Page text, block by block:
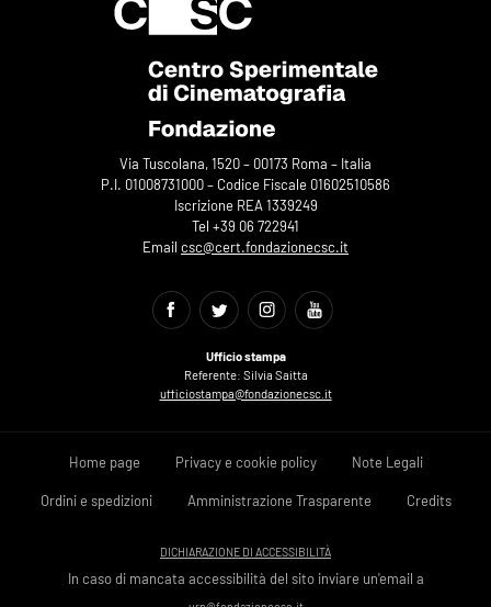
Via Tuscolana, 1520 – 00173 Roma – Italia
P.I. 01008731000 – Codice Fiscale 01602510586
Iscrizione REA 1339249
Tel +39 06 722941
Email csc@cert.fondazionecsc.it
Ufficio stampa
Referente: Silvia Saitta
ufficiostampa@fondazionecsc.it
Home page Privacy e cookie policy Note Legali
Ordini e spedizioni Amministrazione Trasparente Credits
DICHIARAZIONE DI ACCESSIBILITÀ
In caso di mancata accessibilità del sito inviare un'email a